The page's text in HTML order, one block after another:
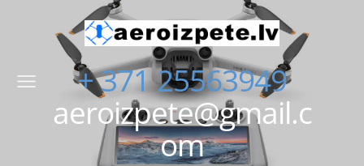
+ 371 25563949
aeroizpete@gmail.c
om